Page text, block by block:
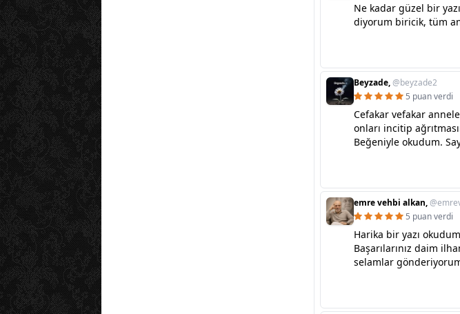
Ne kadar güzel bir
diyorum biricik, tüm
Beyzade,@beyzade2
5 puan verdi
Cefakar vefakar
onları incitip
Beğeniyle okudum.
emre vehbi alkan,
5 puan verdi
Harika bir yazı
Başarılarınız daim
selamlar